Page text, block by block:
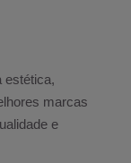
estética,
marcas
e